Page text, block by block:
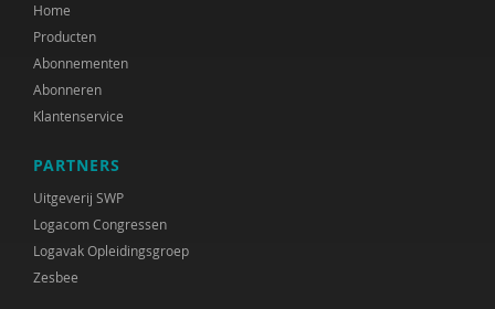
Anne-Mei Blom
Martine Blom
Leonieke Boendermaker
Arjan Bolt
Inge Bongers
Sanne Boschman
Home
Producten
Abonnementen
Abonneren
Klantenservice
PARTNERS
Uitgeverij SWP
Logacom Congressen
Logavak Opleidingsgroep
Zesbee